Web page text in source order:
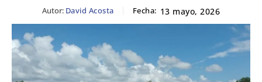
Autor: David Acosta Fecha: 13 mayo, 2026